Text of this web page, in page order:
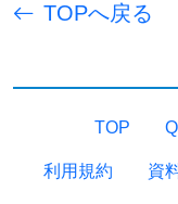
TOPへ戻る
TOP
利用規約 資